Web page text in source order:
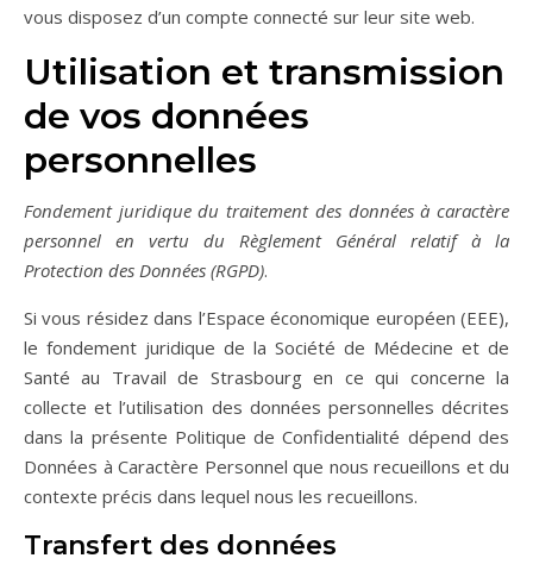
vous disposez d’un compte connecté sur leur site web.
Utilisation et transmission
de vos données
personnelles
Fondement juridique du traitement des données à caractère
personnel en vertu du Règlement Général relatif à la
Protection des Données (RGPD).
Si vous résidez dans l’Espace économique européen (EEE),
le fondement juridique de la Société de Médecine et de
Santé au Travail de Strasbourg en ce qui concerne la
collecte et l’utilisation des données personnelles décrites
dans la présente Politique de Confidentialité dépend des
Données à Caractère Personnel que nous recueillons et du
contexte précis dans lequel nous les recueillons.
Transfert des données